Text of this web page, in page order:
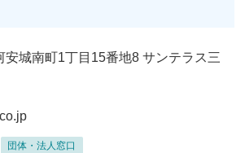
安城南町1丁目15番地8サンテラス三
団体・法人窓口